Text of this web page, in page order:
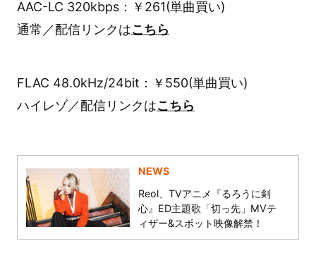
AAC-LC 320kbps：￥261(単曲買い)
通常／配信リンクはこちら
FLAC 48.0kHz/24bit：￥550(単曲買い)
ハイレゾ／配信リンクはこちら
NEWS
Reol、TVアニメ『るろうに剣
心』ED主題歌「切っ先」MVテ
ィザー&スポット映像解禁！